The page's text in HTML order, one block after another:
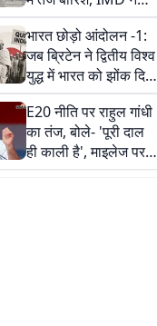
बताया कहां बरसेंगे सबसे
ज्यादा बादल
भारत छोड़ो आंदोलन -1:
जब ब्रिटेन ने द्वितीय विश्व
युद्ध में भारत को झोंक दिया
गया, पर आजादी पर चुप
रही
E20 नीति पर राहुल गांधी
का तंज, बोले- 'पूरी दाल
ही काली है', माइलेज पर
क्या बोली सरकार?